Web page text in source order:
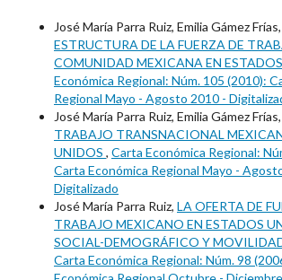
José María Parra Ruiz, Emilia Gámez Frías,
ESTRUCTURA DE LA FUERZA DE
COMUNIDAD MEXICANA EN
Económica Regional: Núm. 105 (2010):
Regional Mayo - Agosto 2010 -
José María Parra Ruiz, Emilia Gámez Frías,
TRABAJO TRANSNACIONAL
UNIDOS , Carta Económica Regional:
Carta Económica Regional Mayo -
Digitalizado
José María Parra Ruiz, LA OFERTA DE
TRABAJO MEXICANO EN ESTADOS
SOCIAL-DEMOGRÁFICO Y
Carta Económica Regional: Núm. 98